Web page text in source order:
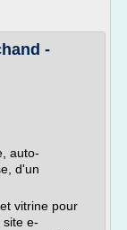
-
auto-
d'un
vitrine pour
site e-